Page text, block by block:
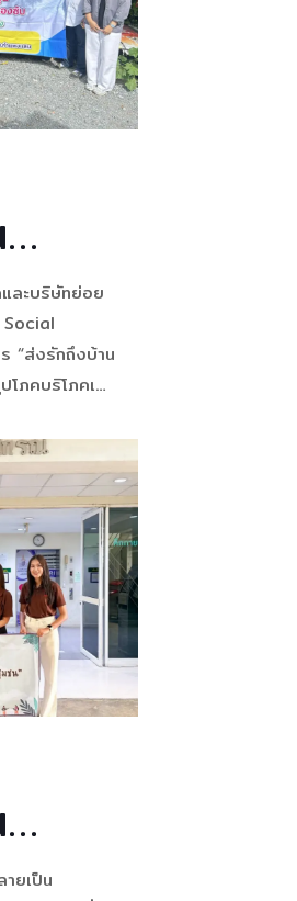
ษัท
น
น ปัน
มอบ
ใจ
ละบริษัทย่อย
“ส่งรักถึงบ้าน
ภคบริโภคเติม
น จำกัด และ
ย ผ่าน
ท
ยเป็น